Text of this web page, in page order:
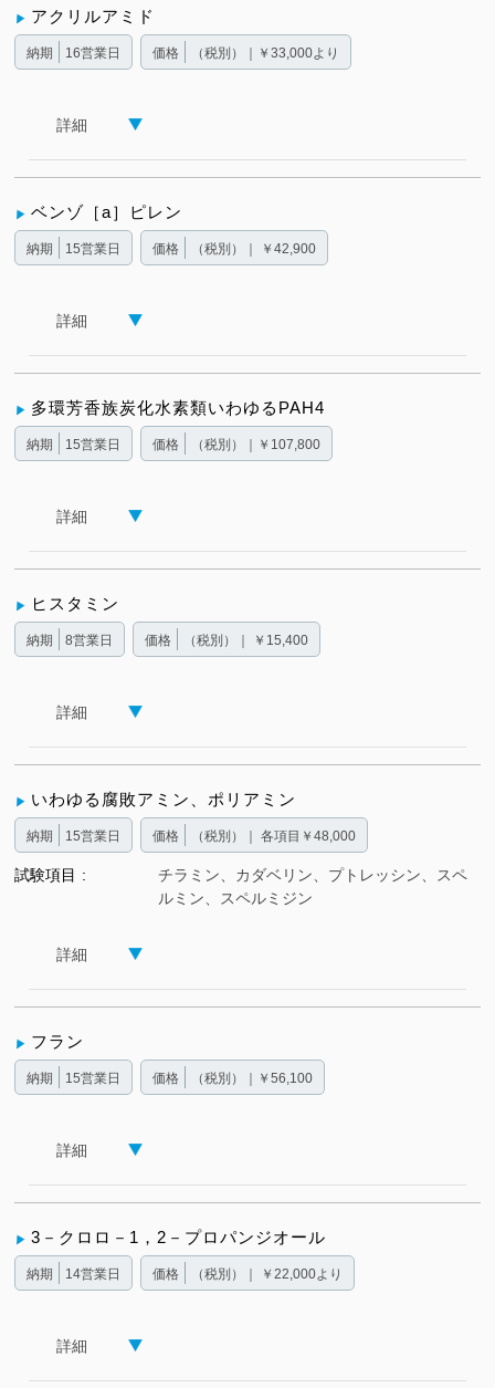
アクリルアミド
納期 16営業日 価格 （税別）｜￥33,000より
詳細
ベンゾ［a］ピレン
納期 15営業日 価格 （税別）｜ ￥42,900
詳細
多環芳香族炭化水素類いわゆるPAH4
納期 15営業日 価格 （税別）｜￥107,800
詳細
ヒスタミン
納期 8営業日 価格 （税別）｜ ￥15,400
詳細
いわゆる腐敗アミン、ポリアミン
納期 15営業日 価格 （税別）｜ 各項目￥48,000
試験項目
チラミン、カダベリン、プトレッシン、スペ
ルミン、スペルミジン
詳細
フラン
納期 15営業日 価格 （税別）｜￥56,100
詳細
3－クロロ－1，2－プロパンジオール
納期 14営業日 価格 （税別）｜ ￥22,000より
詳細